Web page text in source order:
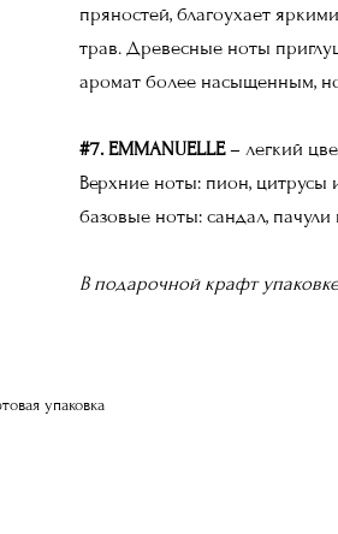
пряностей, благоухает
трав. Древесные ноты
аромат более насыщенным,
#7. EMMANUELLE– легкий
Верхние ноты: пион, цитрусы
базовые ноты: сандал,
В подарочной крафт
упаковка